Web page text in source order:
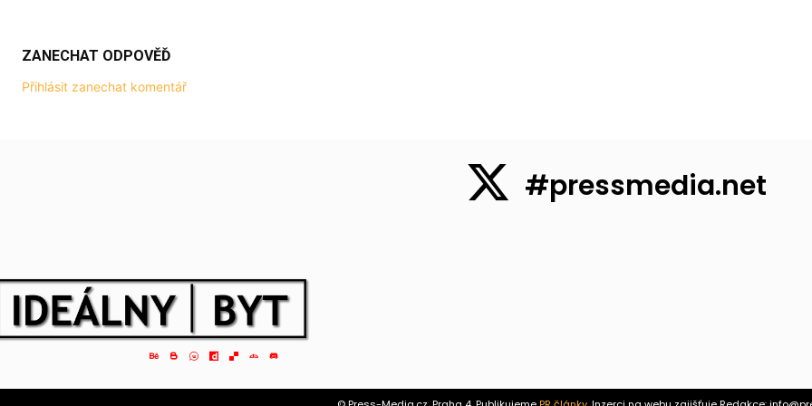
ZANECHAT ODPOVĚĎ
Přihlásit zanechat komentář
#pressmedia.net